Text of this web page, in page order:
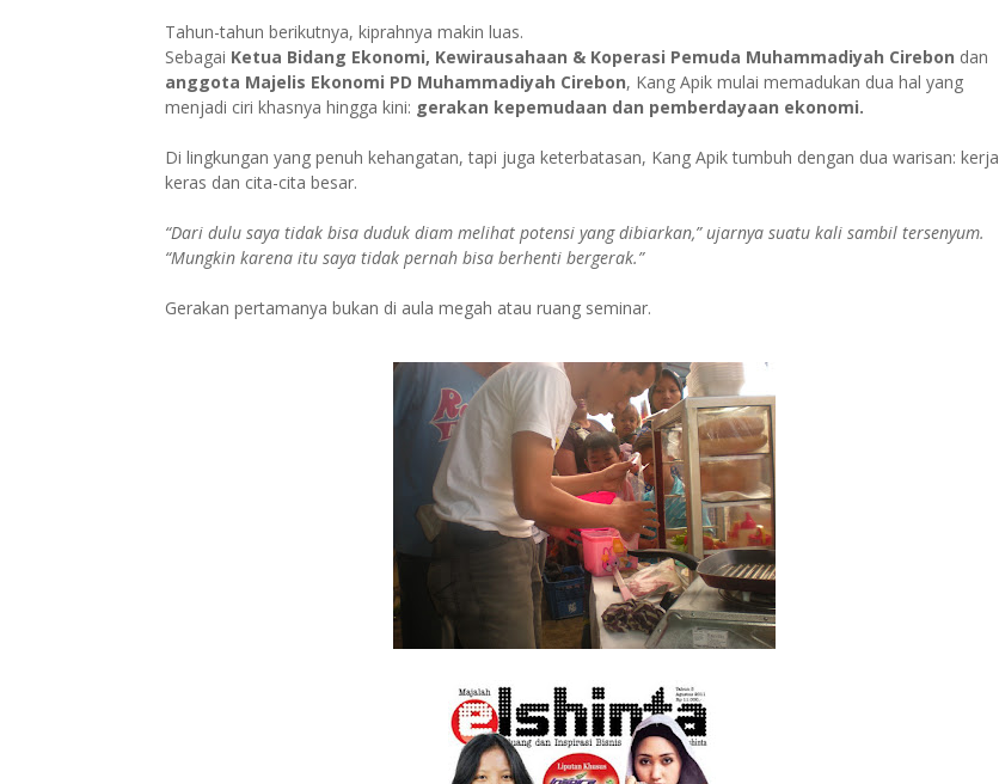
Tahun-tahun berikutnya, kiprahnya makin luas.
Sebagai Ketua Bidang Ekonomi, Kewirausahaan & Koperasi Pemuda Muhammadiyah Cirebon dan
anggota Majelis Ekonomi PD Muhammadiyah Cirebon, Kang Apik mulai memadukan dua hal yang
menjadi ciri khasnya hingga kini: gerakan kepemudaan dan pemberdayaan ekonomi.
Di lingkungan yang penuh kehangatan, tapi juga keterbatasan, Kang Apik tumbuh dengan dua warisan: kerja
keras dan cita-cita besar.
“Dari dulu saya tidak bisa duduk diam melihat potensi yang dibiarkan,” ujarnya suatu kali sambil tersenyum.
“Mungkin karena itu saya tidak pernah bisa berhenti bergerak.”
Gerakan pertamanya bukan di aula megah atau ruang seminar.